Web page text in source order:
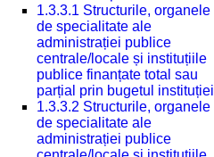
1.3.3.1 Structurile, organele
de specialitate ale
administrației publice
centrale/locale și instituțiile
publice finanțate total sau
parțial prin bugetul instituției
1.3.3.2 Structurile, organele
de specialitate ale
administrației publice